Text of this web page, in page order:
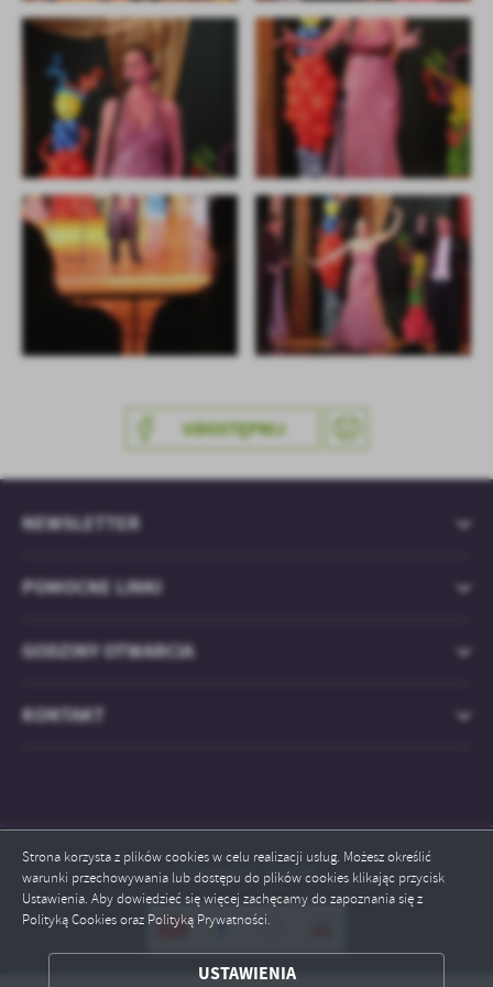
Strona korzysta z plików cookies w celu realizacji usług. Możesz określić
warunki przechowywania lub dostępu do plików cookies klikając przycisk
Ustawienia. Aby dowiedzieć się więcej zachęcamy do zapoznania się z
Polityką Cookies oraz Polityką Prywatności.
USTAWIENIA
ZAPISZ WYBRANE
UDOSTĘPNIJ
POMOCNE LINKI
NEWSLETTER
GODZINY OTWARCIA
KONTAKT
Odwiedzin: 829396